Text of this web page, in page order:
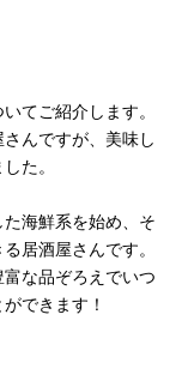
てご紹介します。
んですが、美味し
た。
海鮮系を始め、そ
居酒屋さんです。
な品ぞろえでいつ
できます！